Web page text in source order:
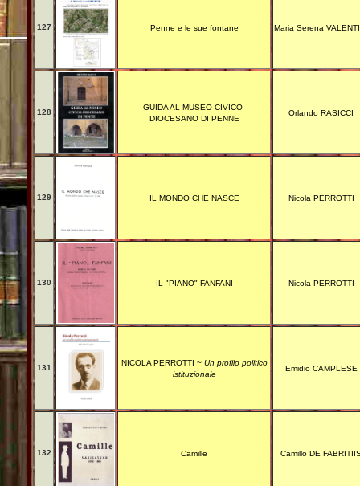
127 Penne e le sue fontane Maria Serena
128
GUIDA AL MUSEO CIVICO-
DIOCESANO DI PENNE
Orlando RASICCI
129 IL MONDO CHE NASCE Nicola PERROTTI
130 IL "PIANO" FANFANI Nicola PERROTTI
131
NICOLA PERROTTI ~Un profilo politico
istituzionale
Emidio CAMPLESE
132 Camille Camillo DE